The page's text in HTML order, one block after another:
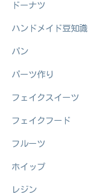
ドーナツ
ハンドメイド豆知識
パン
パーツ作り
フェイクスイーツ
フェイクフード
フルーツ
ホイップ
レジン